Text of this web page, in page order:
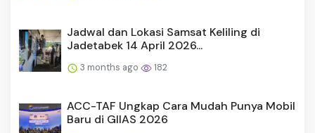
Jadwal dan Lokasi Samsat Keliling di
Jadetabek 14 April 2026...
3 months ago 182
ACC-TAF Ungkap Cara Mudah Punya Mobil
Baru di GIIAS 2026